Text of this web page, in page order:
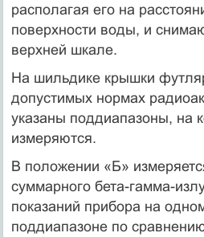
располагая его на
поверхности воды, и
верхней шкале.
На шильдике крышки
допустимых нормах
указаны поддиапазоны, на
измеряются.
В положении «Б»
суммарного бета-гамма-
показаний прибора на
поддиапазоне по